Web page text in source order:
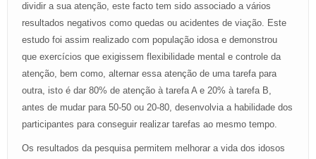
dividir a sua atenção, este facto tem sido associado a vários
resultados negativos como quedas ou acidentes de viação. Este
estudo foi assim realizado com população idosa e demonstrou
que exercícios que exigissem flexibilidade mental e controle da
atenção, bem como, alternar essa atenção de uma tarefa para
outra, isto é dar 80% de atenção à tarefa A e 20% à tarefa B,
antes de mudar para 50-50 ou 20-80, desenvolvia a habilidade dos
participantes para conseguir realizar tarefas ao mesmo tempo.
Os resultados da pesquisa permitem melhorar a vida dos idosos